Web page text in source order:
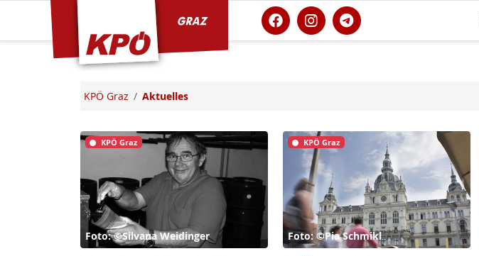
KPÖ Graz Aktuelles
KPÖ Graz
Foto: ©Silvana Weidinger
KPÖ Graz
Foto: ©Pia Schmikl